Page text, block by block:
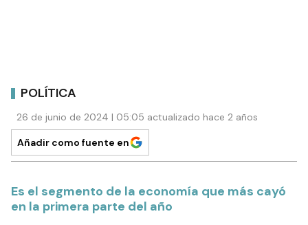
POLÍTICA
26 de junio de 2024 | 05:05 actualizado hace 2 años
Añadir como fuente en
Es el segmento de la economía que más cayó
en la primera parte del año